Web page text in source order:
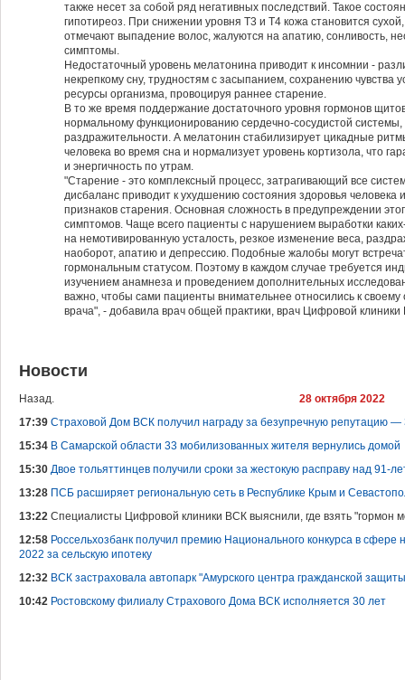
также несет за собой ряд негативных последствий. Такое
гипотиреоз. При снижении уровня Т3 и Т4 кожа становится
отмечают выпадение волос, жалуются на апатию, сонливость,
симптомы.
Недостаточный уровень мелатонина приводит к инсомнии -
некрепкому сну, трудностям с засыпанием, сохранению чувства
ресурсы организма, провоцируя раннее старение.
В то же время поддержание достаточного уровня гормонов
нормальному функционированию сердечно-сосудистой
раздражительности. А мелатонин стабилизирует цикадные
человека во время сна и нормализует уровень кортизола, что
и энергичность по утрам.
"Старение - это комплексный процесс, затрагивающий все
дисбаланс приводит к ухудшению состояния здоровья
признаков старения. Основная сложность в предупреждении
симптомов. Чаще всего пациенты с нарушением выработки
на немотивированную усталость, резкое изменение веса,
наоборот, апатию и депрессию. Подобные жалобы могут
гормональным статусом. Поэтому в каждом случае требуется
изучением анамнеза и проведением дополнительных
важно, чтобы сами пациенты внимательнее относились к
врача", - добавила врач общей практики, врач Цифровой
Новости
Назад.
28 октября 2022
17:39 Страховой Дом ВСК получил награду за безупречную репутацию
15:34 В Самарской области 33 мобилизованных жителя вернулись домой
15:30 Двое тольяттинцев получили сроки за жестокую расправу над
13:28 ПСБ расширяет региональную сеть в Республике Крым и
13:22 Специалисты Цифровой клиники ВСК выяснили, где взять "гормон
12:58 Россельхозбанк получил премию Национального конкурса в сфере
2022 за сельскую ипотеку
12:32 ВСК застраховала автопарк "Амурского центра гражданской
10:42 Ростовскому филиалу Страхового Дома ВСК исполняется 30 лет